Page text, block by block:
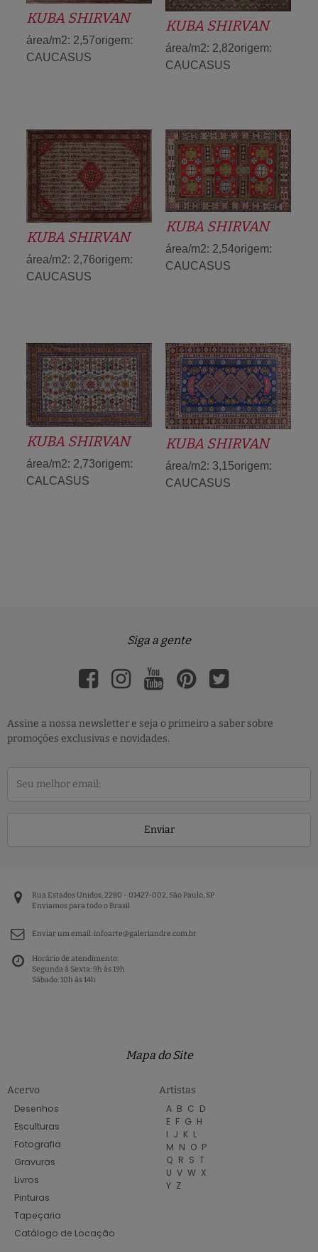
KUBA SHIRVAN
área/m2: 2,57origem:
CAUCASUS
KUBA SHIRVAN
área/m2: 2,82origem:
CAUCASUS
KUBA SHIRVAN
área/m2: 2,76origem:
CAUCASUS
KUBA SHIRVAN
área/m2: 2,54origem:
CAUCASUS
KUBA SHIRVAN
área/m2: 2,73origem:
CALCASUS
KUBA SHIRVAN
área/m2: 3,15origem:
CAUCASUS
Siga a gente
Assine a nossa newsletter e seja o primeiro a saber sobre
promoções exclusivas e novidades.
Enviar
Rua Estados Unidos, 2280 - 01427-002, São Paulo, SP
Enviamos para todo o Brasil
Enviar um email:infoarte@galeriandre.com.br
Horário de atendimento:
Segunda à Sexta: 9h às 19h
Sábado: 10h às 14h
Mapa do Site
Acervo
Desenhos
Esculturas
Fotografia
Gravuras
Livros
Pinturas
Tapeçaria
Catálogo de Locação
Artistas
A B C D
E F G H
I J K L
M N O P
Q R S T
U V W X
Y Z